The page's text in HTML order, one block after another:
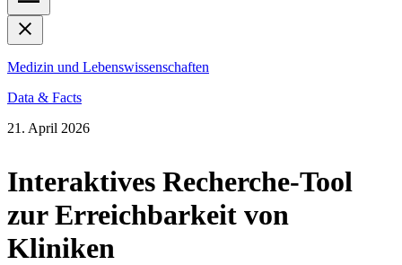
Medizin und Lebenswissenschaften
Data & Facts
21. April 2026
Interaktives Recherche-Tool
zur Erreichbarkeit von
Kliniken